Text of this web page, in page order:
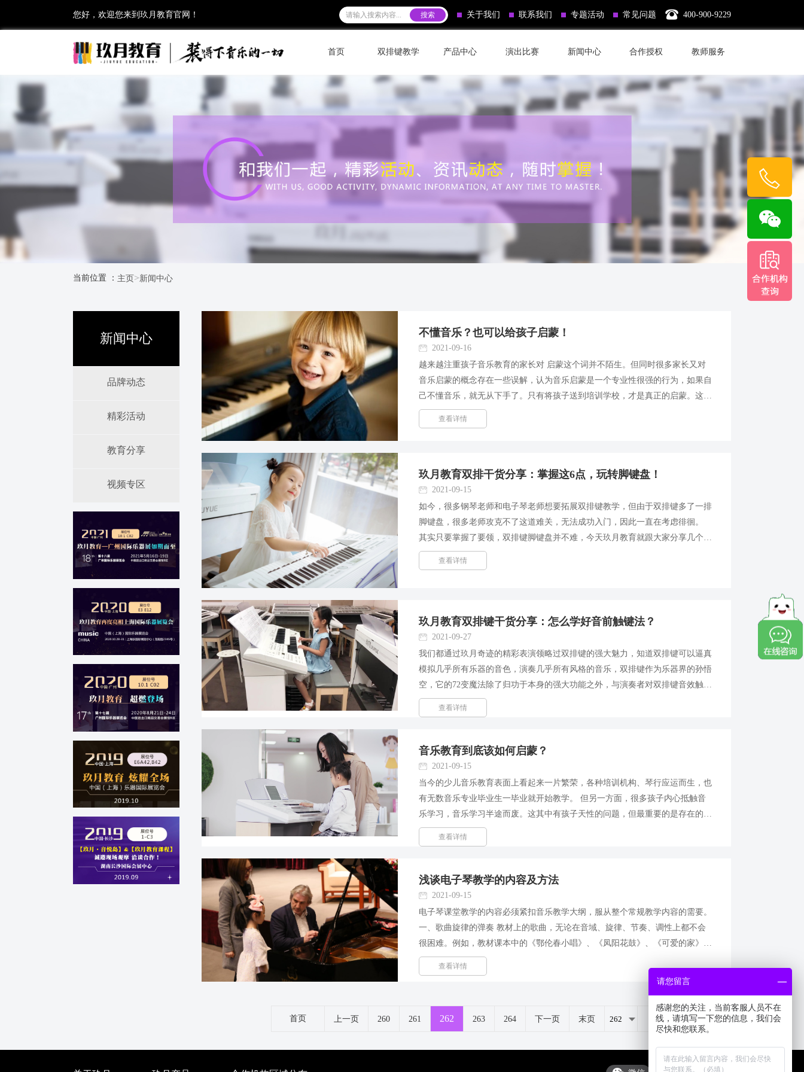
您好，欢迎您来到玖月教育官网！ 关于我们 联系我们 专题活动 常见问题 400-900-9229
首页 双排键教学 产品中心 演出比赛 新闻中心 合作授权 教师服务
当前位置 ： 主页>新闻中心
新闻中心
品牌动态
精彩活动
教育分享
视频专区
不懂音乐？也可以给孩子启蒙！
2021-09-16
越来越注重孩子音乐教育的家长对 启蒙这个词并不陌生。但同时很多家长又对
音乐启蒙的概念存在一些误解，认为音乐启蒙是一个专业性很强的行为，如果自
己不懂音乐，就无从下手了。只有将孩子送到培训学校，才是真正的启蒙。这其
实已经进入了音乐启蒙的误区。 举例来说，很多经历过孕育阶段的妈妈们，在
宝宝还在肚子里时就给宝宝听...
查看详情
玖月教育双排干货分享：掌握这6点，玩转脚键盘！
2021-09-15
如今，很多钢琴老师和电子琴老师想要拓展双排键教学，但由于双排键多了一排
脚键盘，很多老师攻克不了这道难关，无法成功入门，因此一直在考虑徘徊。
其实只要掌握了要领，双排键脚键盘并不难，今天玖月教育就跟大家分享几个脚
键盘奏法的诀窍，保证你看完了信心倍增。 脚键盘演奏技术训练的基本内容
有：单脚奏法训练，双脚奏法训...
查看详情
玖月教育双排键干货分享：怎么学好音前触键法？
2021-09-27
我们都通过玖月奇迹的精彩表演领略过双排键的强大魅力，知道双排键可以逼真
模拟几乎所有乐器的音色，演奏几乎所有风格的音乐，双排键作为乐器界的孙悟
空，它的72变魔法除了归功于本身的强大功能之外，与演奏者对双排键音效触键
法的熟练掌握也分不开。 音效触键法，是一种让双排键更真实模拟各种乐器的
发声效果的方法。不同的触...
查看详情
音乐教育到底该如何启蒙？
2021-09-15
当今的少儿音乐教育表面上看起来一片繁荣，各种培训机构、琴行应运而生，也
有无数音乐专业毕业生一毕业就开始教学。 但另一方面，很多孩子内心抵触音
乐学习，音乐学习半途而废。这其中有孩子天性的问题，但最重要的是存在的教
学方向偏差以及家长教育理念误区导致的。 对于一个希望孩子从小就能在音乐
学习中有出色表现的家长，究...
查看详情
浅谈电子琴教学的内容及方法
2021-09-15
电子琴课堂教学的内容必须紧扣音乐教学大纲，服从整个常规教学内容的需要。
一、歌曲旋律的弹奏 教材上的歌曲，无论在音域、旋律、节奏、调性上都不会
很困难。例如，教材课本中的《鄂伦春小唱》、《凤阳花鼓》、《可爱的家》等
歌曲，只要编定好，一般学生都可以用右手单旋律弹奏出来。遇到较复杂的歌
曲，则可以在保持旋律主线的...
查看详情
首页 上一页 260 261 262 263 264 下一页 末页 共 346页1726条
请您留言
感谢您的关注，当前客服人员不在
线，请填写一下您的信息，我们会
尽快和您联系。